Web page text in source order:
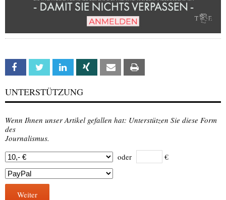
Facebook Twitter Linkedin Xing Email
UNTERSTÜTZUNG
Wenn Ihnen unser Artikel gefallen hat: Unterstützen Sie diese Form
des
Journalismus.
oder
€
Weiter